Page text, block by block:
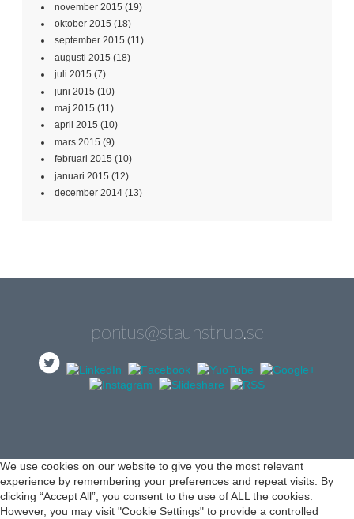
november 2015 (19)
oktober 2015 (18)
september 2015 (11)
augusti 2015 (18)
juli 2015 (7)
juni 2015 (10)
maj 2015 (11)
april 2015 (10)
mars 2015 (9)
februari 2015 (10)
januari 2015 (12)
december 2014 (13)
pontus@staunstrup.se
We use cookies on our website to give you the most relevant
experience by remembering your preferences and repeat visits. By
clicking “Accept All”, you consent to the use of ALL the cookies.
However, you may visit "Cookie Settings" to provide a controlled